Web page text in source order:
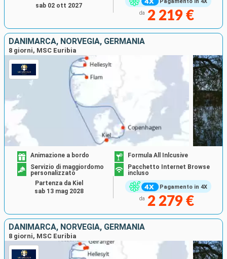
da 2 219 €
sab 02 ott 2027
DANIMARCA, NORVEGIA, GERMANIA
8 giorni, MSC Euribia
Pagamento in 4X
Animazione a bordo
Formula All Inlcusive
Servizio di maggiordomo
personalizzato
Pacchetto Internet Browse
incluso
da 2 279 €
Partenza da Kiel
sab 13 mag 2028
DANIMARCA, NORVEGIA, GERMANIA
8 giorni, MSC Euribia